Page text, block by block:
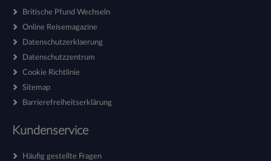
Britische Pfund Wechseln
Online Reisemagazine
Datenschutzerklaerung
Datenschutzzentrum
Cookie Richtlinie
Sitemap
Barrierefreiheitserklärung
Kundenservice
Häufig gestellte Fragen